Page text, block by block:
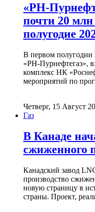
«РН-
почти 20
полугодие
В первом полугодии
«РН-Пурнефтегаз»,
комплекс НК
мероприятий по
Четверг, 15 Август
Газ
В Канаде
сжиженного
Канадский завод
производство
новую страницу в
страны. Проект,